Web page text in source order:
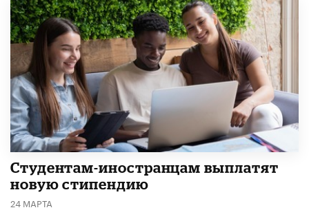
Студентам-иностранцам выплатят
новую стипендию
24 МАРТА